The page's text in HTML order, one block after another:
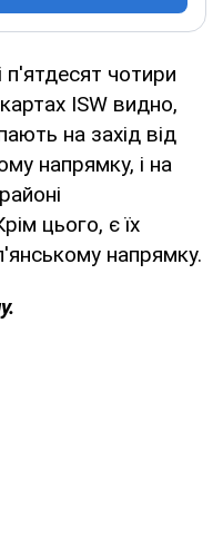
п'ятдесят чотири
ISW видно,
на захід від
напрямку, і на
цього, є їх
напрямку.